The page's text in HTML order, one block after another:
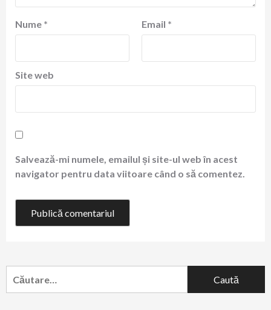
Nume * Email *
Site web
Salvează-mi numele, emailul și site-ul web în acest
navigator pentru data viitoare când o să comentez.
după: